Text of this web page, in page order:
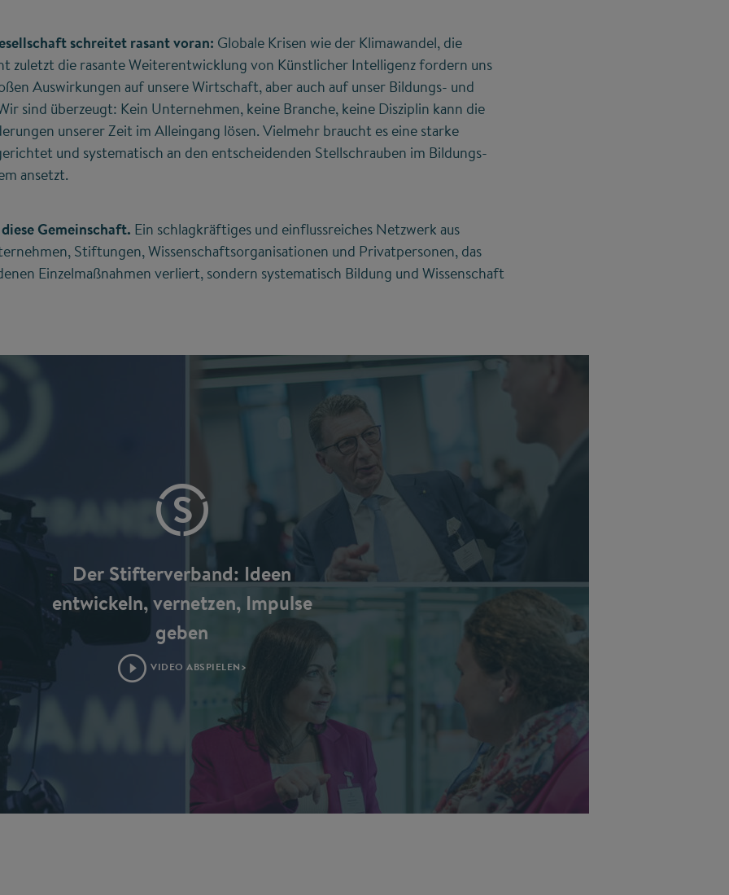
schreitet rasant voran: Globale Krisen wie der Klimawandel, die
zuletzt die rasante Weiterentwicklung von Künstlicher Intelligenz fordern uns
Auswirkungen auf unsere Wirtschaft, aber auch auf unser Bildungs- und
sind überzeugt: Kein Unternehmen, keine Branche, keine Disziplin kann die
unserer Zeit im Alleingang lösen. Vielmehr braucht es eine starke
und systematisch an den entscheidenden Stellschrauben im Bildungs-
ansetzt.
Gemeinschaft. Ein schlagkräftiges und einflussreiches Netzwerk aus
Stiftungen, Wissenschaftsorganisationen und Privatpersonen, das
Einzelmaßnahmen verliert, sondern systematisch Bildung und Wissenschaft
Der Stifterverband: Ideen
entwickeln, vernetzen, Impulse
geben
VIDEO ABSPIELEN>